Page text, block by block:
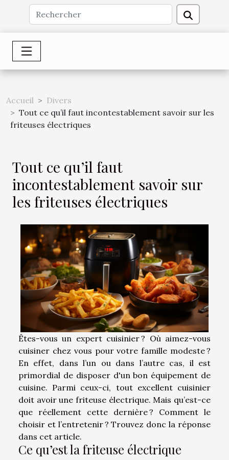
Accueil
Divers
Tout ce qu’il faut incontestablement savoir sur les
friteuses électriques
Tout ce qu’il faut
incontestablement savoir sur
les friteuses électriques
Êtes-vous un expert cuisinier ? Où aimez-vous
cuisiner chez vous pour votre famille modeste ?
En effet, dans l’un ou dans l’autre cas, il est
primordial de disposer d'un bon équipement de
cuisine. Parmi ceux-ci, tout excellent cuisinier
doit avoir une friteuse électrique. Mais qu’est-ce
que réellement cette dernière ? Comment le
choisir et l’entretenir ? Trouvez donc la réponse
dans cet article.
Ce qu’est la friteuse électrique